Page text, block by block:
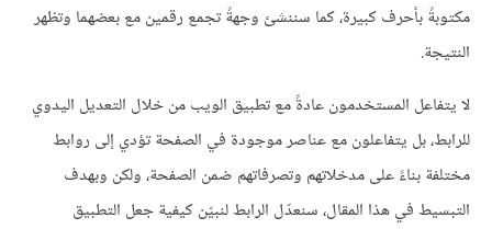
مكتوبةً بأحرف كبيرة، كما سننشئ وجهةً تجمع رقمين مع بعضهما وتظهر
النتيجة.
لا يتفاعل المستخدمون عادةً مع تطبيق الويب من خلال التعديل اليدوي
للرابط، بل يتفاعلون مع عناصر موجودة في الصفحة تؤدي إلى روابط
مختلفة بناءً على مدخلاتهم وتصرفاتهم ضمن الصفحة، ولكن وبهدف
التبسيط في هذا المقال، سنعدّل الرابط لنبيّن كيفية جعل التطبيق